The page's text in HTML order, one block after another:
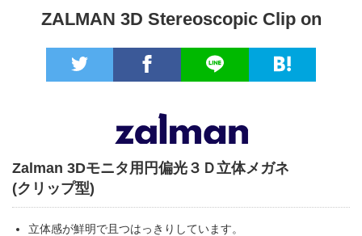
ZALMAN 3D Stereoscopic Clip on
Zalman 3Dモニタ用円偏光３Ｄ立体メガネ
(クリップ型)
立体感が鮮明で且つはっきりしています。